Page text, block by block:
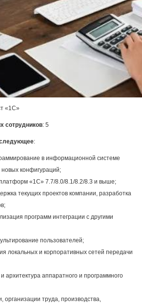
«1С»
сотрудников: 5
:
в информационной системе
конфигураций;
«1С» 7.7/8.0/8.1/8.2/8.3 и выше;
текущих проектов компании, разработка
программ интеграции с другими
пользователей;
локальных и корпоративных сетей передачи
аппаратного и программного
организации труда, производства,